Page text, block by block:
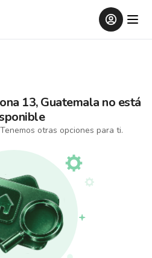
13, Guatemala no está
otras opciones para ti.